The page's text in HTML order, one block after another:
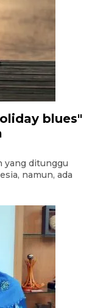
blues"
yang ditunggu
namun, ada